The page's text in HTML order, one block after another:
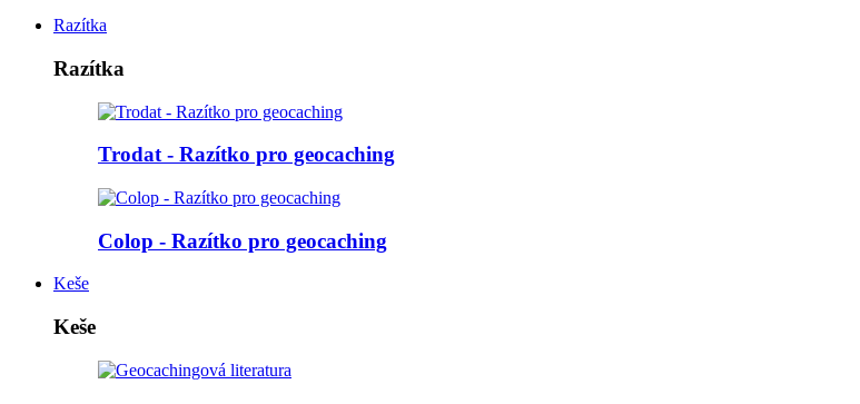
Razítka
Razítka
Trodat - Razítko pro geocaching
Colop - Razítko pro geocaching
Keše
Keše